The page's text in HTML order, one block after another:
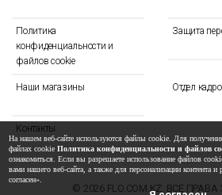
Политика
конфиденциальности и
файлов cookie
Защита
Наши магазины Отдел
Контакты
© 2026 FLO.COM.KZ. ВСЕ
На нашем веб-сайте используются файлы cookie. Для
файлах cookie Политика конфиденциальности и файлов
ознакомиться. Если вы разрешаете использование файлов
вами нашего веб-сайта, а также для персонализации контента
согласен».